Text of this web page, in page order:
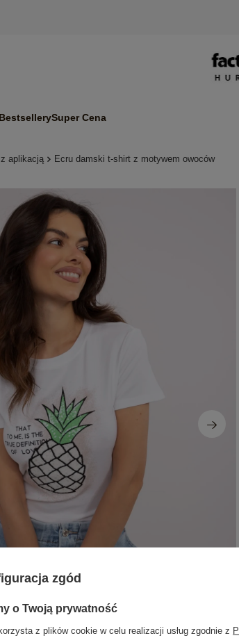
BestsellerySuper Cena
aplikacją Ecru damski t-shirt z motywem owoców
zgód
o Twoją prywatność
z plików cookie w celu realizacji usług zgodnie z